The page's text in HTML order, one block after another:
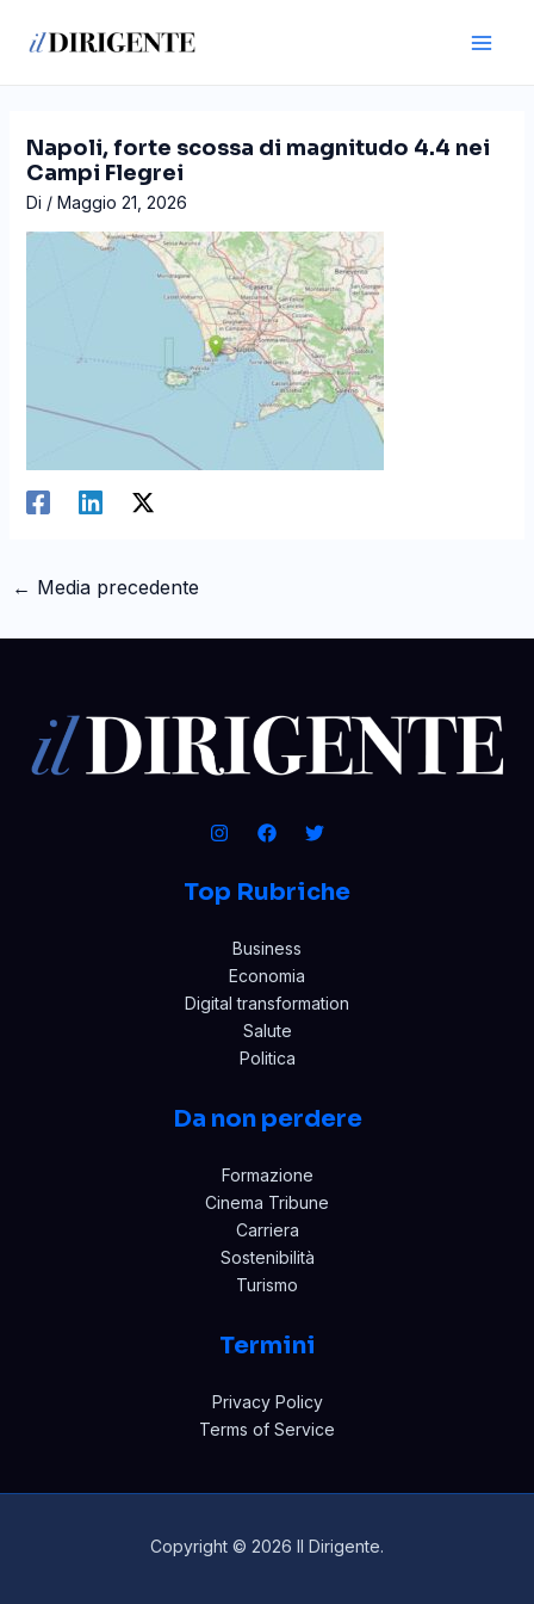
Napoli, forte scossa di magnitudo 4.4 nei
Campi Flegrei
Di / Maggio 21, 2026
articoli
← Media precedente
Top Rubriche
Business
Economia
Digital transformation
Salute
Politica
Da non perdere
Formazione
Cinema Tribune
Carriera
Sostenibilità
Turismo
Termini
Privacy Policy
Terms of Service
Copyright © 2026 Il Dirigente.